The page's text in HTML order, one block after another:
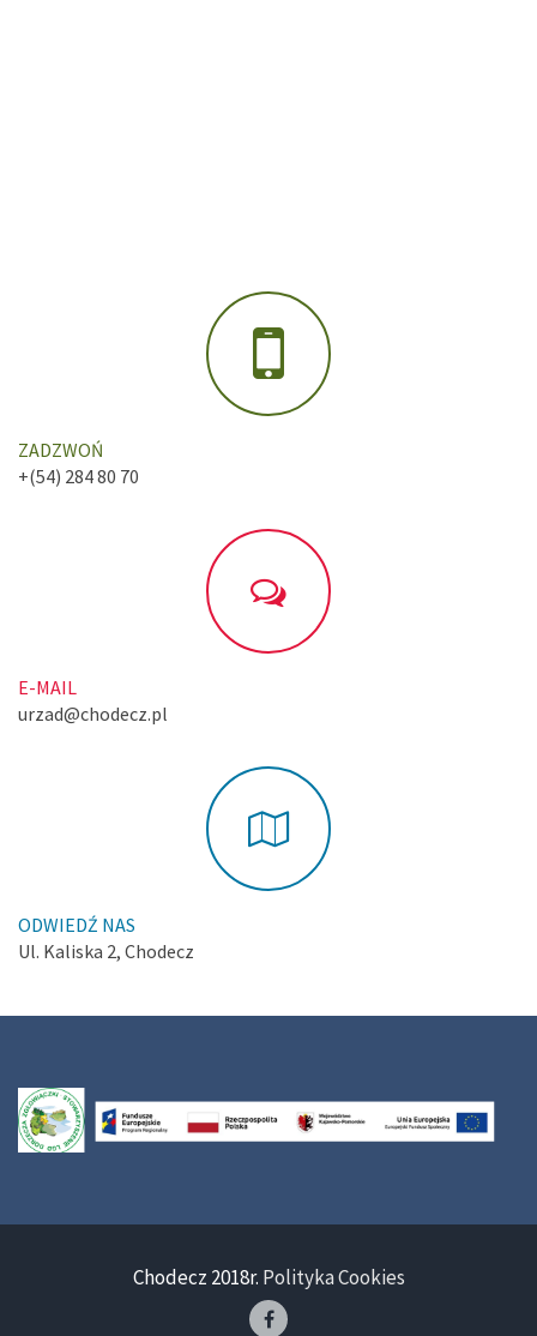
ZADZWOŃ
+(54) 284 80 70
E-MAIL
urzad@chodecz.pl
ODWIEDŹ NAS
Ul. Kaliska 2, Chodecz
Chodecz 2018r. Polityka Cookies